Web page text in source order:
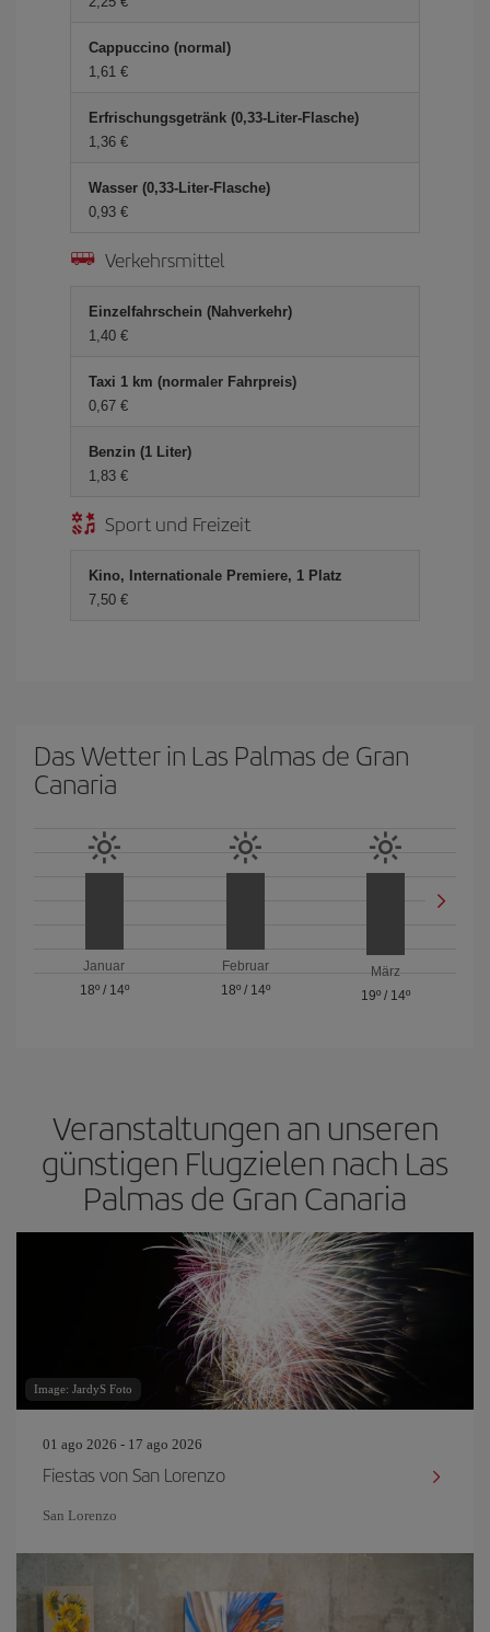
Cappuccino (normal)
1,61 €
Erfrischungsgetränk (0,33-Liter-Flasche)
1,36 €
Wasser (0,33-Liter-Flasche)
0,93 €
Verkehrsmittel
Einzelfahrschein (Nahverkehr)
1,40 €
Taxi 1 km (normaler Fahrpreis)
0,67 €
Benzin (1 Liter)
1,83 €
Sport und Freizeit
Kino, Internationale Premiere, 1 Platz
7,50 €
Das Wetter in Las Palmas de Gran
Canaria
Januar
18º/ 14º
Februar
18º/ 14º
März
19º / 14º
Veranstaltungen an unseren
günstigen Flugzielen nach Las
Palmas de Gran Canaria
Image: JardyS Foto
01 ago 2026 - 17 ago 2026
Fiestas von San Lorenzo
San Lorenzo